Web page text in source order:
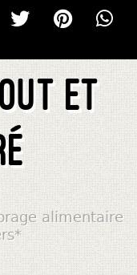
et
alimentaire